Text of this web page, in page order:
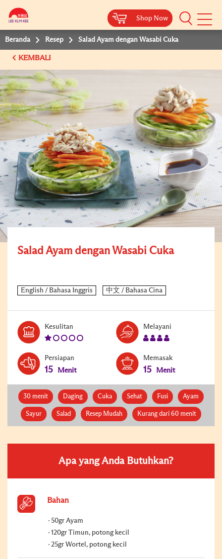
Shop Now
Shop Now
Beranda Resep Salad Ayam dengan Wasabi Cuka
KEMBALI
Salad Ayam dengan Wasabi Cuka
Kesulitan Melayani
Persiapan
15 Menit
Memasak
15 Menit
30 menit Daging Cuka Sehat Fusi Ayam
Sayur Salad Resep Mudah Kurang dari 60 menit
Apa yang Anda Butuhkan?
Bahan
50gr Ayam
120gr Timun, potong kecil
25gr Wortel, potong kecil